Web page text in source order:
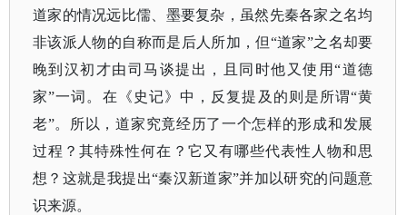
道家的情况远比儒、墨要复杂，虽然先秦各家之名均
非该派人物的自称而是后人所加，但“道家”之名却要
晚到汉初才由司马谈提出，且同时他又使用“道德
家”一词。在《史记》中，反复提及的则是所谓“黄
老”。所以，道家究竟经历了一个怎样的形成和发展
过程？其特殊性何在？它又有哪些代表性人物和思
想？这就是我提出“秦汉新道家”并加以研究的问题意
识来源。